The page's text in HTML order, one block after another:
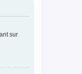
sur